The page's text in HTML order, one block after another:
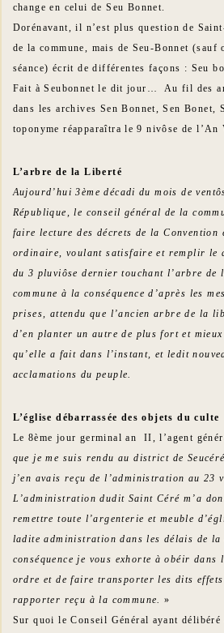
change en celui de Seu Bonnet.
Dorénavant, il n’est plus question de
de la commune, mais de Seu-Bonnet (sauf
séance) écrit de différentes façons : Seu
Fait à Seubonnet le dit jour… Au fil des
dans les archives Sen Bonnet, Sen Bonet,
toponyme réapparaîtra le 9 nivôse de l’An
L’arbre de la Liberté
Aujourd’hui 3ème décadi du mois de
République, le conseil général de la
faire lecture des décrets de la Convention
ordinaire, voulant satisfaire et remplir le
du 3 pluviôse dernier touchant l’arbre de
commune à la conséquence d’après les
prises, attendu que l’ancien arbre de la
d’en planter un autre de plus fort et
qu’elle a fait dans l’instant, et ledit
acclamations du peuple.
L’église débarrassée des objets du culte
Le 8ème jour germinal an II, l’agent
que je me suis rendu au district de
j’en avais reçu de l’administration au 23
L’administration dudit Saint Céré m’a
remettre toute l’argenterie et meuble
ladite administration dans les délais de la
conséquence je vous exhorte à obéir
ordre et de faire transporter les dits effets
rapporter reçu à la commune.»
Sur quoi le Conseil Général ayant délibéré